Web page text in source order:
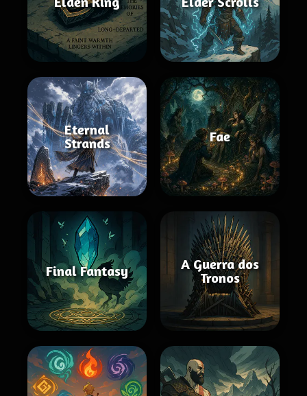
Eternal
Strands
Fae
Final Fantasy
A Guerra dos
Tronos